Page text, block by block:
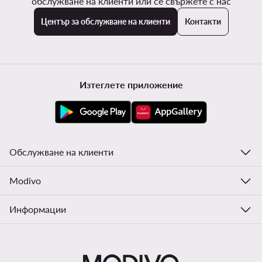
Център за обслужване на клиенти Контакти
Изтеглете приложение
Обслужване на клиенти
Modivo
Информации